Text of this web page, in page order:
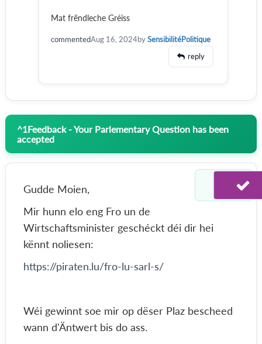
Mat frëndleche Gréiss
commentedAug 16, 2024bySensibilitéPolitique
reply
^1Feedback - Your Parlementary Question has been
accepted
Gudde Moien,
Mir hunn elo eng Fro un de
Wirtschaftsminister geschéckt déi dir hei
kënnt noliesen:
https://piraten.lu/fro-lu-sarl-s/
Wéi gewinnt soe mir op dëser Plaz bescheed
wann d'Äntwert bis do ass.